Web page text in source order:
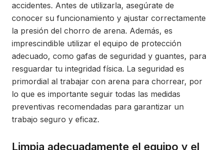
accidentes. Antes de utilizarla, asegúrate de
conocer su funcionamiento y ajustar correctamente
la presión del chorro de arena. Además, es
imprescindible utilizar el equipo de protección
adecuado, como gafas de seguridad y guantes, para
resguardar tu integridad física. La seguridad es
primordial al trabajar con arena para chorrear, por
lo que es importante seguir todas las medidas
preventivas recomendadas para garantizar un
trabajo seguro y eficaz.
Limpia adecuadamente el equipo y el